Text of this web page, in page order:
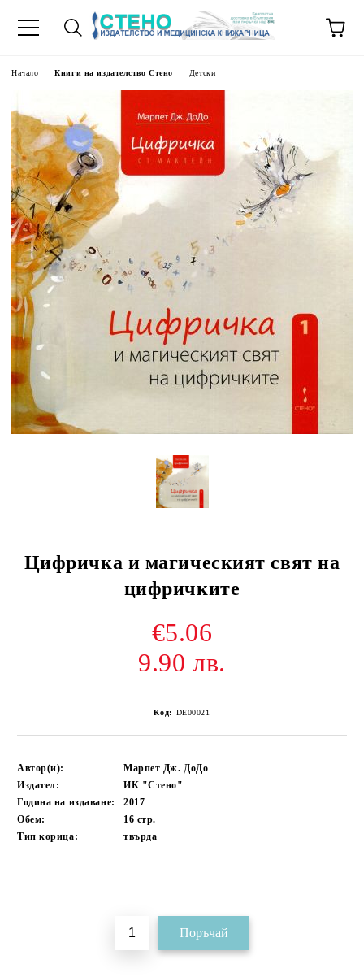
Начало Книги на издателство Стено Детски
Цифричка и магическият свят на
цифричките
€5.06
9.90 лв.
Код: DE00021
Автор(и):
Марпет Дж. ДоДо
Издател:
ИК "Стено"
Година на издаване:
2017
Обем:
16 стр.
Тип корица:
твърда